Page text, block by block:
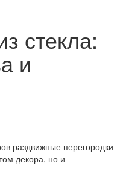
стекла:
и
раздвижные перегородки
декора, но и